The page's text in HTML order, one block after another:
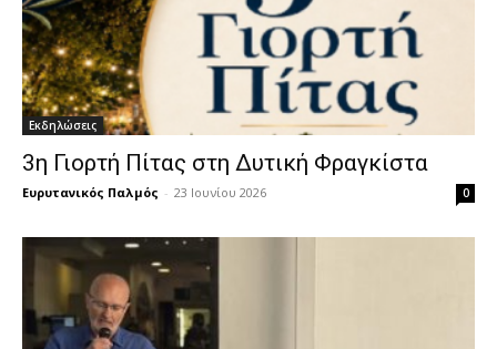
Εκδηλώσεις
3η Γιορτή Πίτας στη Δυτική Φραγκίστα
Ευρυτανικός Παλμός - 23 Ιουνίου 2026 0